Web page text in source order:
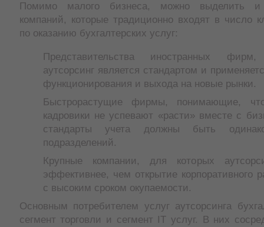
Помимо малого бизнеса, можно выделить и
компаний, которые традиционно входят в число
по оказанию бухгалтерских услуг:
Представительства иностранных
аутсорсинг является стандартом и
функционирования и выхода на новые рынки.
Быстрорастущие фирмы, понимающие,
кадровики не успевают «расти» вместе с
стандарты учета должны быть
подразделений.
Крупные компании, для которых
эффективнее, чем открытие корпоративного
с высоким сроком окупаемости.
Основным потребителем услуг аутсорсинга
сегмент торговли и сегмент IT услуг. В них